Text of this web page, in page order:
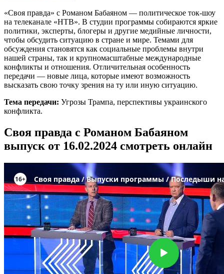
«Своя правда» с Романом Бабаяном — политическое ток-шоу
на телеканале «НТВ». В студии программы собираются яркие
политики, эксперты, блогеры и другие медийные личности,
чтобы обсудить ситуацию в стране и мире. Темами для
обсуждения становятся как социальные проблемы внутри
нашей страны, так и крупномасштабные международные
конфликты и отношения. Отличительная особенность
передачи — новые лица, которые имеют возможность
высказать свою точку зрения на ту или иную ситуацию.
Тема передачи: Угрозы Трампа, перспективы украинского
конфликта.
Своя правда с Романом Бабаяном
выпуск от 16.02.2024 смотреть онлайн